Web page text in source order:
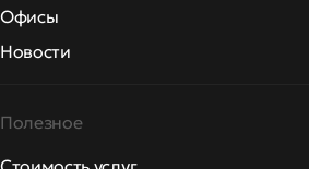
Офисы
Новости
Полезное